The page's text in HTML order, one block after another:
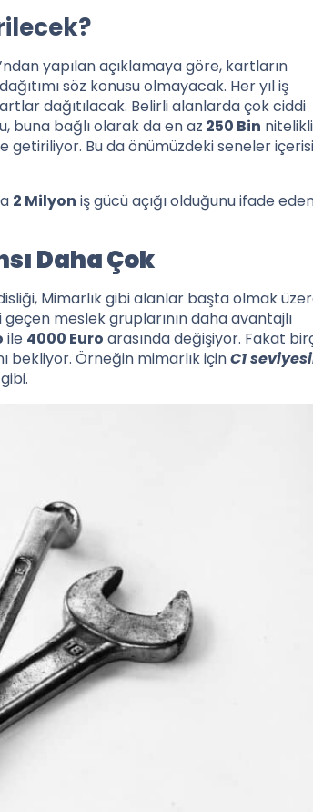
yapılan açıklamaya göre, kartların
söz konusu olmayacak. Her yıl iş
dağıtılacak. Belirli alanlarda çok ciddi
buna bağlı olarak da en az 250 Bin
getiriliyor. Bu da önümüzdeki seneler
2 Milyon iş gücü açığı olduğunu ifade
Daha Çok
Mimarlık gibi alanlar başta olmak
meslek gruplarının daha avantajlı
ile 4000 Euro arasında değişiyor. Fakat
bekliyor. Örneğin mimarlık içinC1